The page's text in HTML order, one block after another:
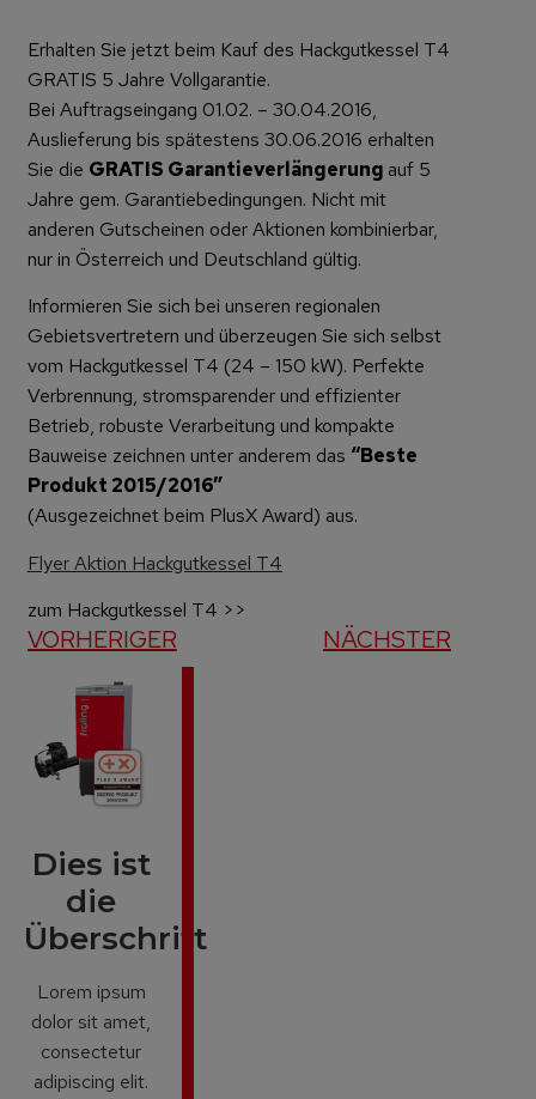
Erhalten Sie jetzt beim Kauf des Hackgutkessel T4
GRATIS 5 Jahre Vollgarantie.
Bei Auftragseingang 01.02. – 30.04.2016,
Auslieferung bis spätestens 30.06.2016 erhalten
Sie die GRATIS Garantieverlängerung auf 5
Jahre gem. Garantiebedingungen. Nicht mit
anderen Gutscheinen oder Aktionen kombinierbar,
nur in Österreich und Deutschland gültig.
Informieren Sie sich bei unseren regionalen
Gebietsvertretern und überzeugen Sie sich selbst
vom Hackgutkessel T4 (24 – 150 kW). Perfekte
Verbrennung, stromsparender und effizienter
Betrieb, robuste Verarbeitung und kompakte
Bauweise zeichnen unter anderem das “Beste
Produkt 2015/2016”
(Ausgezeichnet beim PlusX Award) aus.
Flyer Aktion Hackgutkessel T4
zum Hackgutkessel T4 >>
VORHERIGER NÄCHSTER
Dies ist
die
Überschrift
Lorem ipsum
dolor sit amet,
consectetur
adipiscing elit.